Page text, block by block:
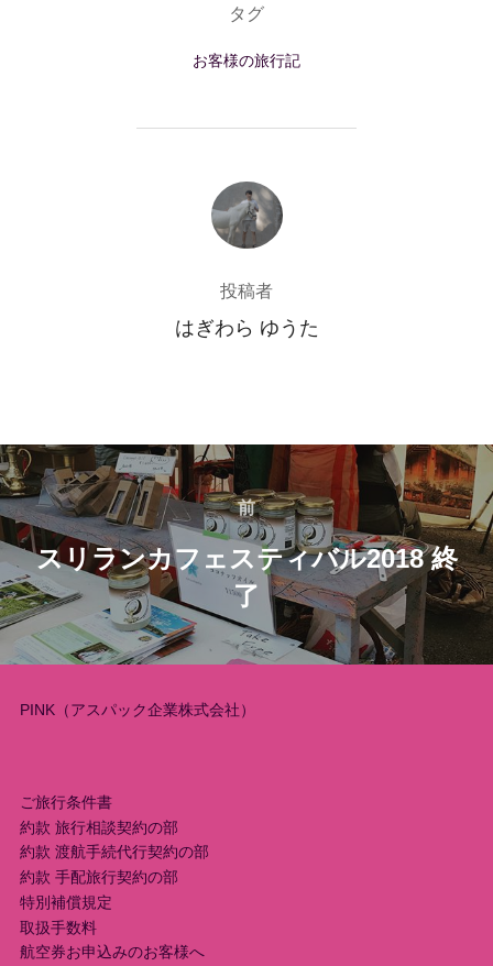
タグ
お客様の旅行記
投稿者
投稿者
はぎわら ゆうた
投
稿
ナ
ビ
ゲ
ー
ョ
ン
前
前
スリランカフェスティバル2018 終
了
PINK（アスパック企業株式会社）
ご旅行条件書
約款 旅行相談契約の部
約款 渡航手続代行契約の部
約款 手配旅行契約の部
特別補償規定
取扱手数料
航空券お申込みのお客様へ